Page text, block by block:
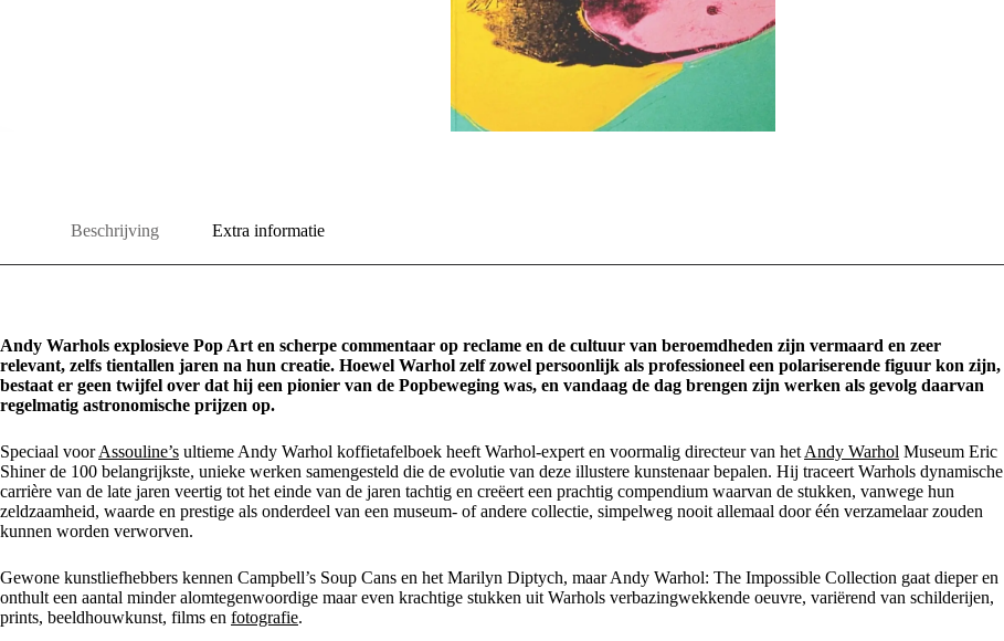
Beschrijving Extra informatie
Andy Warhols explosieve Pop Art en scherpe commentaar op reclame en de cultuur van beroemdheden zijn vermaard en zeer
relevant, zelfs tientallen jaren na hun creatie. Hoewel Warhol zelf zowel persoonlijk als professioneel een polariserende figuur kon zijn,
bestaat er geen twijfel over dat hij een pionier van de Popbeweging was, en vandaag de dag brengen zijn werken als gevolg daarvan
regelmatig astronomische prijzen op.
Speciaal voorAssouline’s ultieme Andy Warhol koffietafelboek heeft Warhol-expert en voormalig directeur van het Andy Warhol Museum Eric
Shiner de 100 belangrijkste, unieke werken samengesteld die de evolutie van deze illustere kunstenaar bepalen. Hij traceert Warhols dynamische
carrière van de late jaren veertig tot het einde van de jaren tachtig en creëert een prachtig compendium waarvan de stukken, vanwege hun
zeldzaamheid, waarde en prestige als onderdeel van een museum- of andere collectie, simpelweg nooit allemaal door één verzamelaar zouden
kunnen worden verworven.
Gewone kunstliefhebbers kennen Campbell’s Soup Cans en het Marilyn Diptych, maar Andy Warhol: The Impossible Collection gaat dieper en
onthult een aantal minder alomtegenwoordige maar even krachtige stukken uit Warhols verbazingwekkende oeuvre, variërend van schilderijen,
prints, beeldhouwkunst, films en fotografie.